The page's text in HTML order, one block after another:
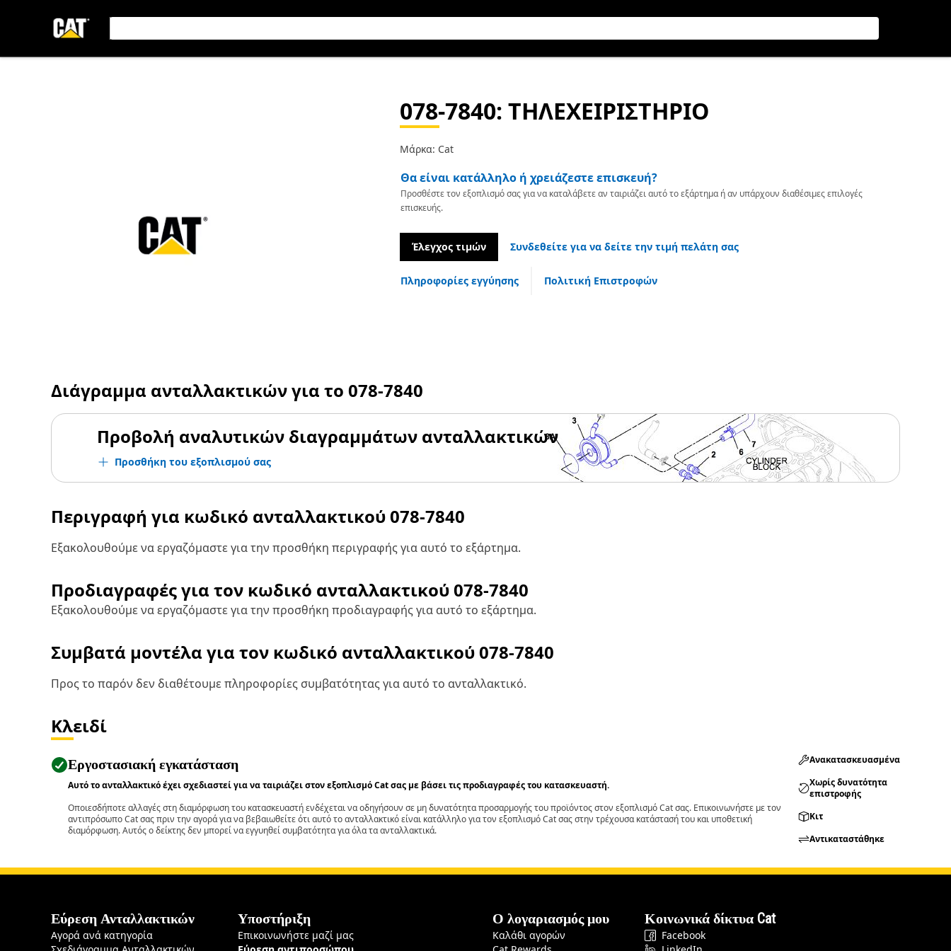
078-7840: ΤΗΛΕΧΕΙΡΙΣΤΗΡΙΟ
Μάρκα: Cat
Θα είναι κατάλληλο ή χρειάζεστε επισκευή?
Προσθέστε τον εξοπλισμό σας για να καταλάβετε αν ταιριάζει αυτό το εξάρτημα ή αν υπάρχουν διαθέσιμες επιλογές
επισκευής.
Έλεγχος τιμών Συνδεθείτε για να δείτε την τιμή πελάτη σας
Πληροφορίες εγγύησης Πολιτική Επιστροφών
Διάγραμμα ανταλλακτικών για το 078-7840
Προβολή αναλυτικών διαγραμμάτων ανταλλακτικών
Προσθήκη του εξοπλισμού σας
Περιγραφή για κωδικό ανταλλακτικού078-7840
Εξακολουθούμε να εργαζόμαστε για την προσθήκη περιγραφής για αυτό το εξάρτημα.
Προδιαγραφές για τον κωδικό ανταλλακτικού078-7840
Εξακολουθούμε να εργαζόμαστε για την προσθήκη προδιαγραφής για αυτό το εξάρτημα.
Συμβατά μοντέλα για τον κωδικό ανταλλακτικού078-7840
Προς το παρόν δεν διαθέτουμε πληροφορίες συμβατότητας για αυτό το ανταλλακτικό.
Κλειδί
Εργοστασιακή εγκατάσταση
Αυτό το ανταλλακτικό έχει σχεδιαστεί για να ταιριάζει στον εξοπλισμό Cat σας με βάσει τις προδιαγραφές του κατασκευαστή.
Οποιεσδήποτε αλλαγές στη διαμόρφωση του κατασκευαστή ενδέχεται να οδηγήσουν σε μη δυνατότητα προσαρμογής του προϊόντος στον εξοπλισμό Cat σας. Επικοινωνήστε με τον
αντιπρόσωπο Cat σας πριν την αγορά για να βεβαιωθείτε ότι αυτό το ανταλλακτικό είναι κατάλληλο για τον εξοπλισμό Cat σας στην τρέχουσα κατάστασή του και υποθετική
διαμόρφωση. Αυτός ο δείκτης δεν μπορεί να εγγυηθεί συμβατότητα για όλα τα ανταλλακτικά.
Ανακατασκευασμένα
Χωρίς δυνατότητα
επιστροφής
Κιτ
Αντικαταστάθηκε
Εύρεση Ανταλλακτικών
Αγορά ανά κατηγορία
Υποστήριξη
Επικοινωνήστε μαζί μας
Ο λογαριασμός μου
Καλάθι αγορών
Κοινωνικά δίκτυα Cat
Facebook